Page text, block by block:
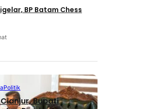
BP Batam Chess
Politik
Bupati